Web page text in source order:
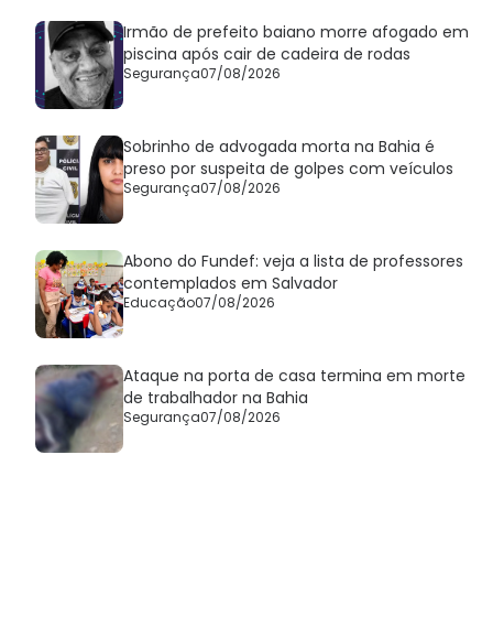
Irmão de prefeito baiano morre afogado em
piscina após cair de cadeira de rodas
Segurança07/08/2026
Sobrinho de advogada morta na Bahia é
preso por suspeita de golpes com veículos
Segurança07/08/2026
Abono do Fundef: veja a lista de professores
contemplados em Salvador
Educação07/08/2026
Ataque na porta de casa termina em morte
de trabalhador na Bahia
Segurança07/08/2026